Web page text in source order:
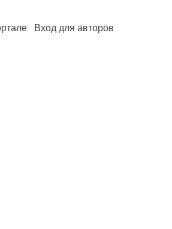
Вход для авторов